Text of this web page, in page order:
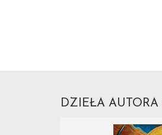
DZIEŁA AUTORA